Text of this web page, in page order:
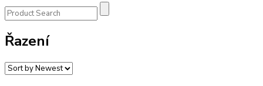
Řazení